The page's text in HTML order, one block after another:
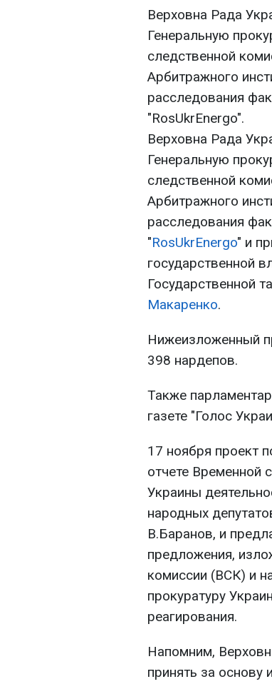
Верховна Рада
Генеральную
следственной
Арбитражного
расследования
"RosUkrEnergo".
Верховна Рада
Генеральную
следственной
Арбитражного
расследования
"RosUkrEnergo" и
государственной
Государственной
Макаренко.
Нижеизложенный
398 нардепов.
Также
газете "Голос
17 ноября проект
отчете Временной
Украины
народных
В.Баранов, и
предложения,
комиссии (ВСК) и
прокуратуру
реагирования.
Напомним,
принять за основу